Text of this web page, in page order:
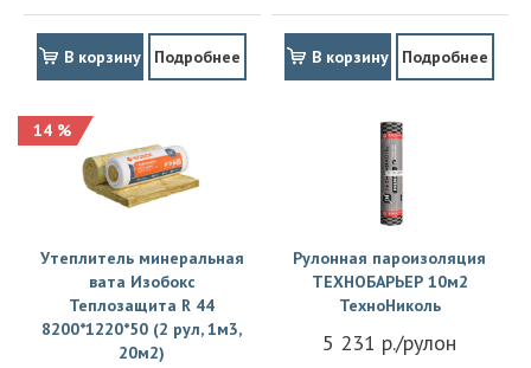
В корзину Подробнее В корзину Подробнее
14 %
Утеплитель минеральная
вата Изобокс
Теплозащита R 44
8200*1220*50 (2 рул, 1м3,
20м2)
Рулонная пароизоляция
ТЕХНОБАРЬЕР 10м2
ТехноНиколь
5 231 р./рулон